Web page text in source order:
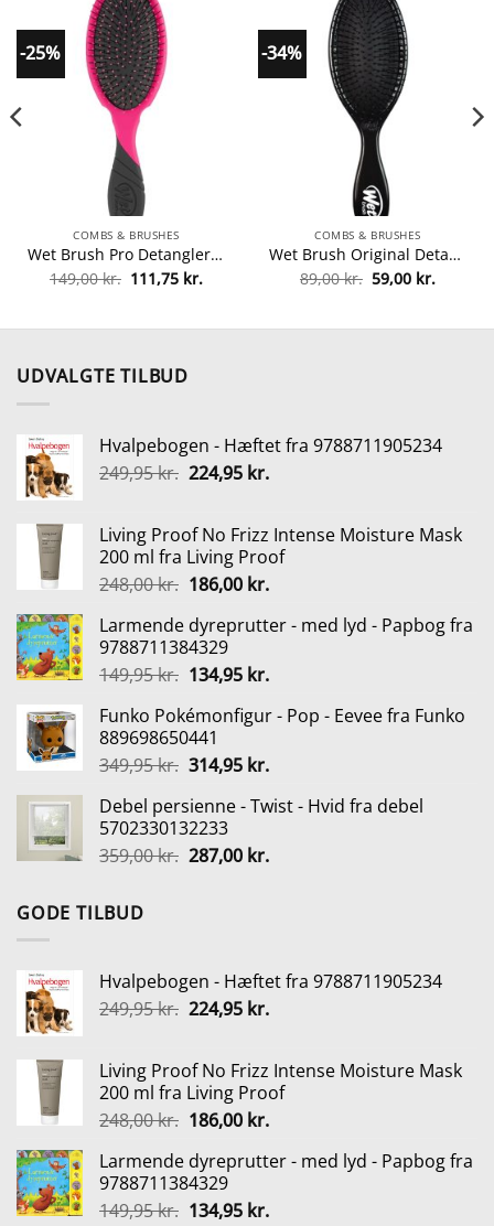
-25%
COMBS & BRUSHES
Wet Brush Pro Detangler – Pink fra Wet Brush
149,00kr. Den
oprindelige
149,00 kr..
111,75 kr.Den
111,75 kr..
-34%
COMBS & BRUSHES
Wet Brush Original Detangler – Black fra Wet Brush
89,00kr. Den
oprindelige
89,00 kr..
59,00 kr.Den
59,00
kr..
UDVALGTE TILBUD
Hvalpebogen - Hæftet fra 9788711905234
249,95kr. Den
var:
249,95 kr..
224,95 kr.Den
er:
224,95 kr..
Living Proof No Frizz Intense Moisture Mask
200 ml fra Living Proof
248,00kr. Den
pris
var:
248,00 kr..
186,00 kr.Den
pris
186,00 kr..
Larmende dyreprutter - med lyd - Papbog fra
9788711384329
149,95kr. Den
pris
var:
149,95 kr..
134,95 kr.Den
pris
134,95 kr..
Funko Pokémonfigur - Pop - Eevee fra Funko
889698650441
349,95kr. Den
pris
var:
349,95 kr..
314,95 kr.Den
pris
314,95 kr..
Debel persienne - Twist - Hvid fra debel
5702330132233
359,00kr. Den
287,00 kr.Den
GODE TILBUD
Hvalpebogen - Hæftet fra 9788711905234
249,95kr. Den
var:
249,95 kr..
224,95 kr.Den
er:
224,95 kr..
Living Proof No Frizz Intense Moisture Mask
200 ml fra Living Proof
248,00kr. Den
pris
var:
248,00 kr..
186,00 kr.Den
pris
186,00 kr..
Larmende dyreprutter - med lyd - Papbog fra
9788711384329
149,95kr. Den
134,95 kr.Den